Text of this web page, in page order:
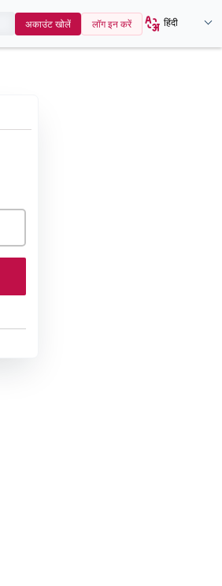
अकाउंट खोलें लॉग इन करें हिंदी